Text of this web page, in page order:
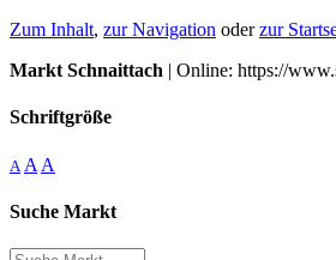
Zum Inhalt, zur Navigation oderzur
Markt Schnaittach | Online: https://
Schriftgröße
A A A
Suche Markt